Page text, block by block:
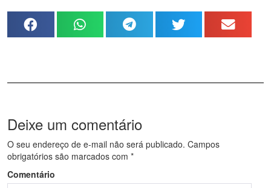
Deixe um comentário
O seu endereço de e-mail não será publicado. Campos
obrigatórios são marcados com *
Comentário